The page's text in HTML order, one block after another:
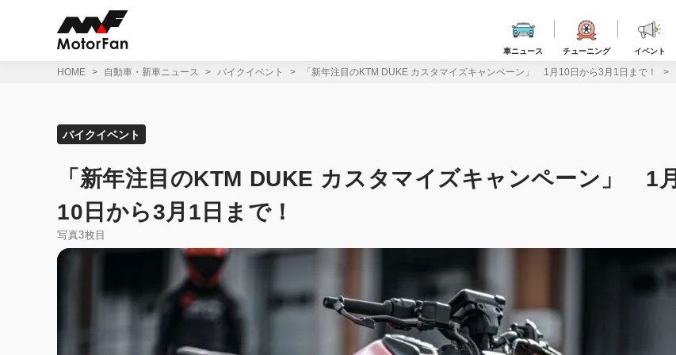
車ニュース チューニング イベント
HOME 自動車・新車ニュース バイクイベント 「新年注目のKTM DUKE カスタマイズキャンペーン」 1月10日から3月1日まで！
バイクイベント
「新年注目のKTM DUKE カスタマイズキャンペーン」 1月
10日から3月1日まで！
写真3枚目